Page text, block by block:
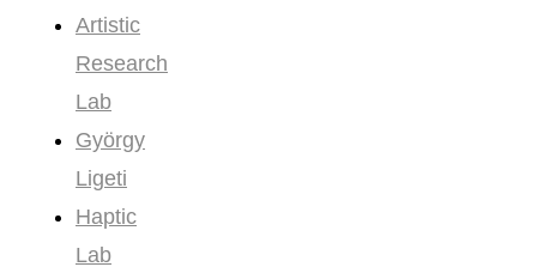
Artistic
Research
Lab
György
Ligeti
Haptic
Lab